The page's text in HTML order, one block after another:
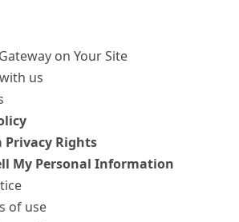
on Your Site
us
Privacy Rights
My Personal Information
of use